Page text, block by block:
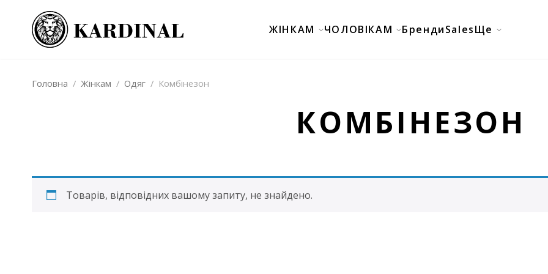
ЖІНКАМ ЧОЛОВІКАМ БрендиSalesЩе
Головна / Жінкам / Одяг / Комбінезон
КОМБІНЕЗОН
Товарів, відповідних вашому запиту, не знайдено.